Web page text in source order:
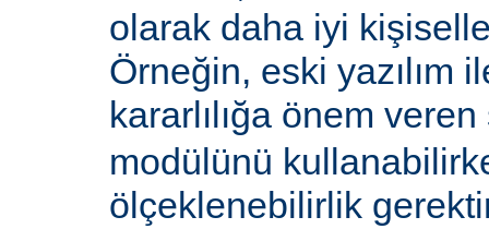
olarak daha iyi
Örneğin, eski yazılım
kararlılığa önem
modülünü
ölçeklenebilirlik